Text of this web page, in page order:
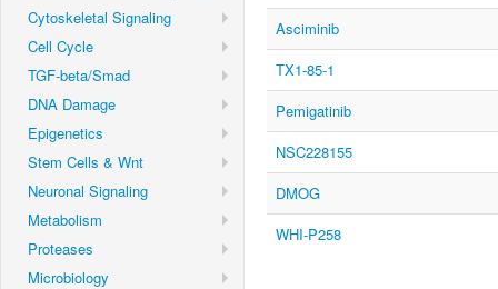
Cytoskeletal Signaling
Cell Cycle
TGF-beta/Smad
DNA Damage
Epigenetics
Stem Cells & Wnt
Neuronal Signaling
Metabolism
Proteases
Microbiology
Asciminib
TX1-85-1
Pemigatinib
NSC228155
DMOG
WHI-P258